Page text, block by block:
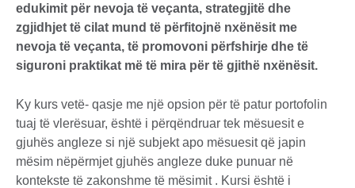
edukimit për nevoja të veçanta, strategjitë dhe
zgjidhjet të cilat mund të përfitojnë nxënësit me
nevoja të veçanta, të promovoni përfshirje dhe të
siguroni praktikat më të mira për të gjithë nxënësit.
Ky kurs vetë- qasje me një opsion për të patur portofolin
tuaj të vlerësuar, është i përqëndruar tek mësuesit e
gjuhës angleze si një subjekt apo mësuesit që japin
mësim nëpërmjet gjuhës angleze duke punuar në
kontekste të zakonshme të mësimit . Kursi është i